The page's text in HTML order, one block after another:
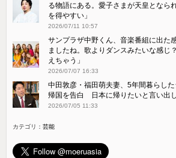
る物語にある。愛子さまが天皇となら
を得やすい」
2026/07/11 10:57
サンプラザ中野くん、音楽番組に出た
ましたね。歌よりダンスみたいな感じ
えちゃう」
2026/07/07 16:33
中田敦彦・福田萌夫妻、5年間暮らし
帰国を告白 日本に帰りたいと言い出
2026/07/05 11:33
カテゴリ：芸能